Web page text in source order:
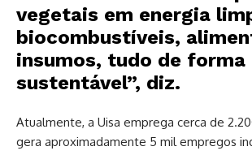
vegetais em energia
biocombustíveis,
insumos, tudo de forma
sustentável”, diz.
Atualmente, a Uisa emprega cerca de
gera aproximadamente 5 mil empregos